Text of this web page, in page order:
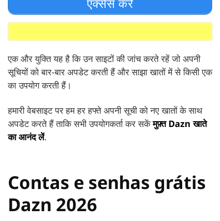
एक और युक्ति यह है कि उन साइटों की जांच करते रहें जो अपनी
सूचियों को बार-बार अपडेट करती हैं और साझा खातों में से किसी एक
का उपयोग करती हैं।
हमारी वेबसाइट पर हम हर हफ्ते अपनी सूची को नए खातों के साथ
अपडेट करते हैं ताकि सभी उपयोगकर्ता कर सकेंमुफ़्त Dazn खाते
का आनंद लें.
Contas e senhas grátis
Dazn 2026